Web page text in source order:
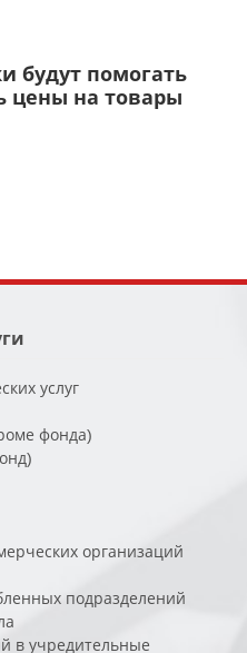
будут помогать
цены на товары
услуг
фонда)
организаций
подразделений
в учредительные